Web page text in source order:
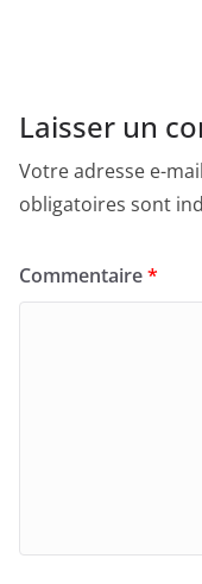
Laisser un
Votre adresse e-
obligatoires sont
Commentaire*